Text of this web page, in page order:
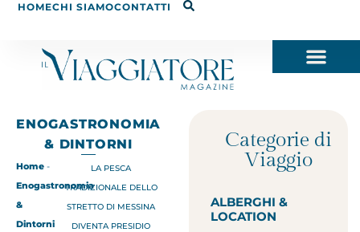
HOMECHI SIAMOCONTATTI
ENOGASTRONOMIA
& DINTORNI
Home -
Enogastronomia
&
Dintorni
LA PESCA
TRADIZIONALE DELLO
STRETTO DI MESSINA
DIVENTA PRESIDIO
Categorie di
Viaggio
ALBERGHI &
LOCATION